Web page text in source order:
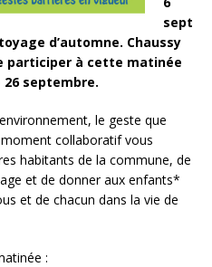
sept
d’automne. Chaussy
participer à cette matinée
septembre.
le geste que
collaboratif vous
habitants de la commune, de
et de donner aux enfants*
et de chacun dans la vie de
: